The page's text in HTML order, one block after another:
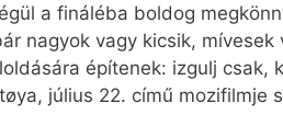
a fináléba boldog
nagyok vagy kicsik,
építenek: izgulj csak,
július 22. című mozifilmje